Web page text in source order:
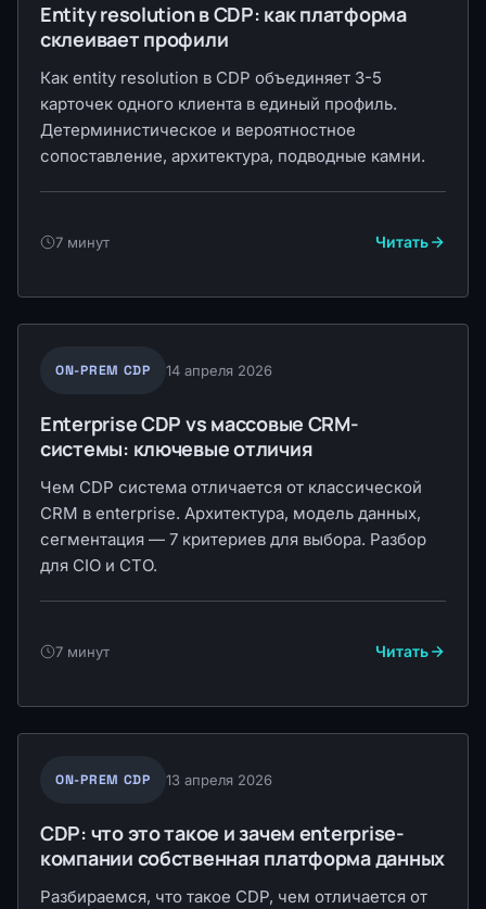
Entity resolution в CDP: как платформа
склеивает профили
Как entity resolution в CDP объединяет 3-5
карточек одного клиента в единый профиль.
Детерминистическое и вероятностное
сопоставление, архитектура, подводные камни.
7 минут Читать
ON-PREM CDP 14 апреля 2026
Enterprise CDP vs массовые CRM-
системы: ключевые отличия
Чем CDP система отличается от классической
CRM в enterprise. Архитектура, модель данных,
сегментация — 7 критериев для выбора. Разбор
для CIO и CTO.
7 минут Читать
ON-PREM CDP 13 апреля 2026
CDP: что это такое и зачем enterprise-
компании собственная платформа данных
Разбираемся, что такое CDP, чем отличается от